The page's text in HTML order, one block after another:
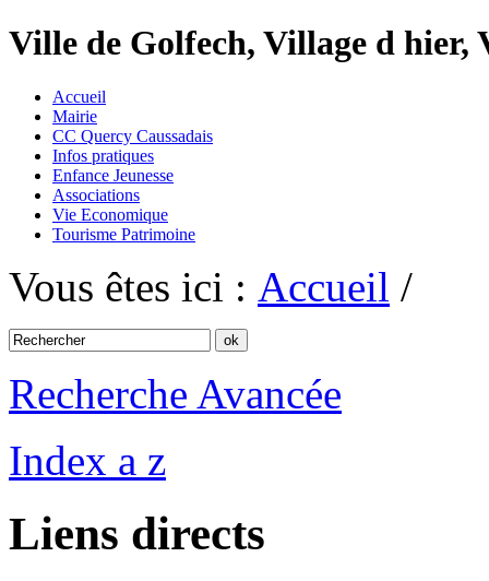
Ville de Golfech, Village d
Accueil
Mairie
CC Quercy Caussadais
Infos pratiques
Enfance Jeunesse
Associations
Vie Economique
Tourisme Patrimoine
Vous êtes ici : Accueil /
Recherche Avancée
Index a z
Liens directs